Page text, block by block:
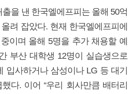
을 낸 한국엘에프피는 올해 50억
려 잡았다. 현재 한국엘에프피에
이며 올해 5명을 추가 채용할 예
부산 대학생 12명이 실습생으로
입사하거나 삼성이나 LG 등 대기
다. 이어 “우리 회사만큼 배터리